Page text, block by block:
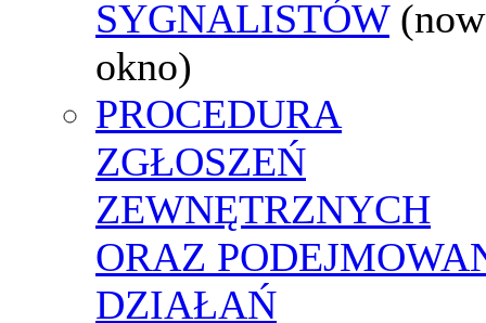
SYGNALISTÓW
okno)
PROCEDURA
ZGŁOSZEŃ
ZEWNĘTRZNYCH
ORAZ
DZIAŁAŃ